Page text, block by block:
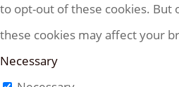
to opt-out of these cookies. But
these cookies may affect your
Necessary